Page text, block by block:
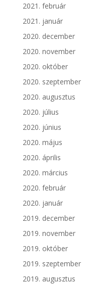
2021. február
2021. január
2020. december
2020. november
2020. október
2020. szeptember
2020. augusztus
2020. július
2020. június
2020. május
2020. április
2020. március
2020. február
2020. január
2019. december
2019. november
2019. október
2019. szeptember
2019. augusztus